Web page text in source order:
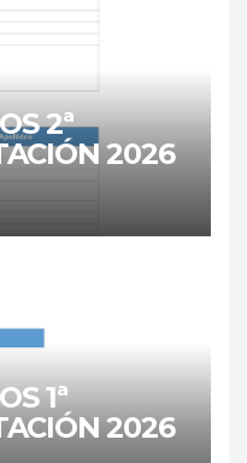
2ª
2026
1ª
2026